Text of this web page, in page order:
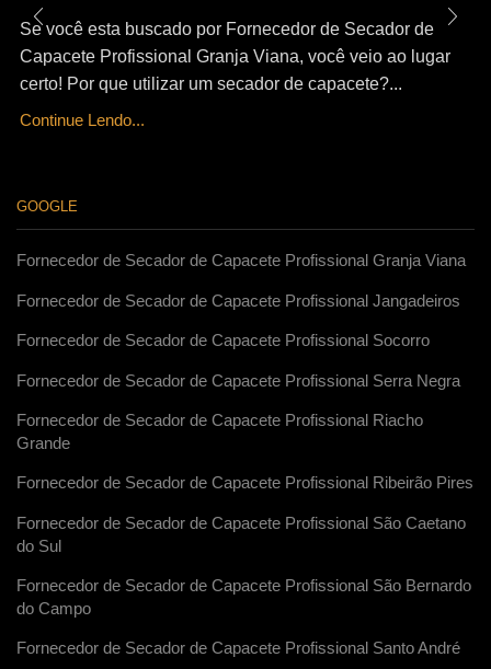
Se você esta buscado por Fornecedor de Secador de
Capacete Profissional Granja Viana, você veio ao lugar
certo! Por que utilizar um secador de capacete?...
Continue Lendo...
GOOGLE
Fornecedor de Secador de Capacete Profissional Granja Viana
Fornecedor de Secador de Capacete Profissional Jangadeiros
Fornecedor de Secador de Capacete Profissional Socorro
Fornecedor de Secador de Capacete Profissional Serra Negra
Fornecedor de Secador de Capacete Profissional Riacho
Grande
Fornecedor de Secador de Capacete Profissional Ribeirão Pires
Fornecedor de Secador de Capacete Profissional São Caetano
do Sul
Fornecedor de Secador de Capacete Profissional São Bernardo
do Campo
Fornecedor de Secador de Capacete Profissional Santo André